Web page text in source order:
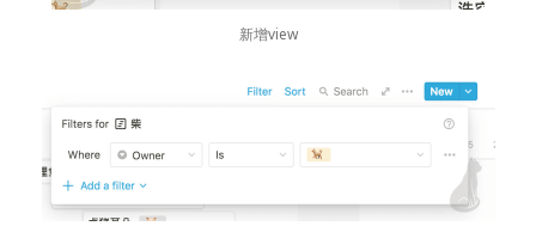
新增view